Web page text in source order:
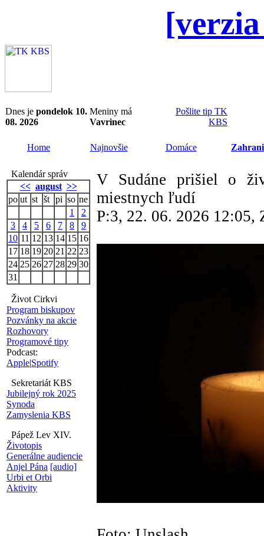
Dnes je pondelok 10.
08. 2026
Meniny má
Vavrinec
Pošlite tip TK
KBS
Home Najnovšie Domáce
Kalendár správ
<< august >>
po ut st št pi so ne
1
2
3
4 5 6 7 8
9
10 11 12 13 14 15 16
17 18 19 20 21 22 23
24 25 26 27 28 29 30
31
Život Cirkvi
Program biskupov
Pozvánky na akcie
Rozhovory
Programové tipy
Podcast:
Apple|Spotify
Sekretariát KBS
Jubilejný rok 2025
Synoda
Zamyslenia KBS
Pápež Lev XIV.
Životopis
Generálne audiencie
Anjel Pána [audio]
Urbi et Orbi
Aktivity
V Sudáne prišiel o
miestnych ľudí
P:3, 22. 06. 2026 12:05,